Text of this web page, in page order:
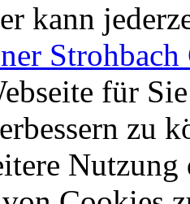
kann
für
zu
Nutzung